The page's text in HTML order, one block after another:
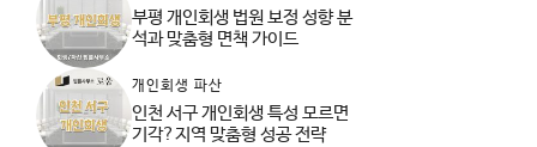
부평 개인회생 법원 보정 성향 분
석과 맞춤형 면책 가이드
개인회생 파산
인천 서구 개인회생 특성 모르면
기각?지역 맞춤형 성공 전략